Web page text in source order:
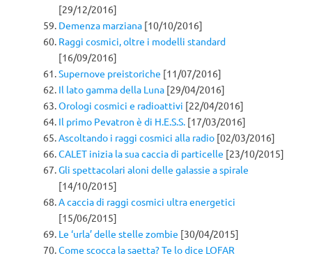
[29/12/2016]
Demenza marziana [10/10/2016]
Raggi cosmici, oltre i modelli standard
[16/09/2016]
Supernove preistoriche [11/07/2016]
Il lato gamma della Luna [29/04/2016]
Orologi cosmici e radioattivi [22/04/2016]
Il primo Pevatron è di H.E.S.S. [17/03/2016]
Ascoltando i raggi cosmici alla radio [02/03/2016]
CALET inizia la sua caccia di particelle [23/10/2015]
Gli spettacolari aloni delle galassie a spirale
[14/10/2015]
A caccia di raggi cosmici ultra energetici
[15/06/2015]
Le ‘urla’ delle stelle zombie [30/04/2015]
Come scocca la saetta? Te lo dice LOFAR